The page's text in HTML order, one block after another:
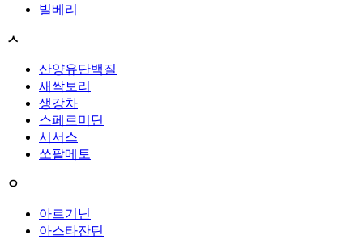
빌베리
ㅅ
산양유단백질
새싹보리
생강차
스페르미딘
시서스
쏘팔메토
ㅇ
아르기닌
아스타잔틴